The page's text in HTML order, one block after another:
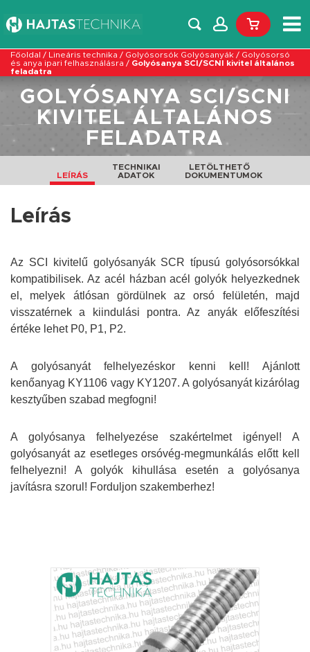
Főoldal / Lineáris technika / Golyósorsók Golyósanyák / Golyósorsó
és anya ipari felhasználásra / Golyósanya SCI/SCNI kivitel általános
feladatra
GOLYÓSANYA SCI/SCNI
KIVITEL ÁLTALÁNOS
FELADATRA
LEÍRÁS
TECHNIKAI
ADATOK
LETÖLTHETŐ
DOKUMENTUMOK
Leírás
Az SCI kivitelű golyósanyák SCR típusú golyósorsókkal
kompatibilisek. Az acél házban acél golyók helyezkednek
el, melyek átlósan gördülnek az orsó felületén, majd
visszatérnek a kiindulási pontra. Az anyák előfeszítési
értéke lehet P0, P1, P2.
A golyósanyát felhelyezéskor kenni kell! Ajánlott
kenőanyag KY1106 vagy KY1207. A golyósanyát kizárólag
kesztyűben szabad megfogni!
A golyósanya felhelyezése szakértelmet igényel! A
golyósanyát az esetleges orsóvég-megmunkálás előtt kell
felhelyezni! A golyók kihullása esetén a golyósanya
javításra szorul! Forduljon szakemberhez!